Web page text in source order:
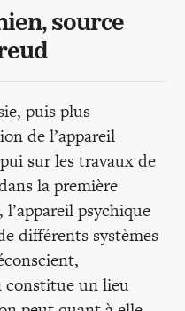
source
puis plus
de l’appareil
sur les travaux de
la première
psychique
différents systèmes
un lieu